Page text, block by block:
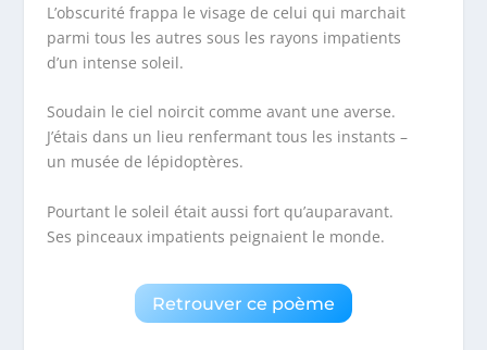
L’obscurité frappa le visage de celui qui marchait
parmi tous les autres sous les rayons impatients
d’un intense soleil.
Soudain le ciel noircit comme avant une averse.
J’étais dans un lieu renfermant tous les instants –
un musée de lépidoptères.
Pourtant le soleil était aussi fort qu’auparavant.
Ses pinceaux impatients peignaient le monde.
Retrouver ce poème